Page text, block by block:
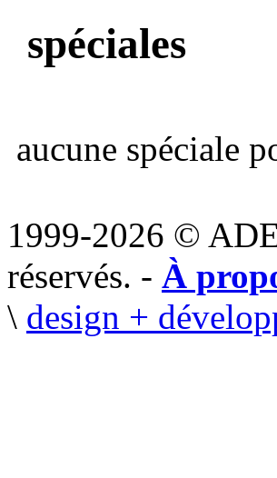
spéciales
aucune spéciale
1999-2026 ©
réservés. - À
\ design +